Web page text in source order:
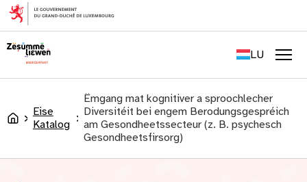
content
LU
DE
Accueil
Eise
Katalog
Ëmgang mat kognitiver a sproochlecher
Diversitéit bei engem Berodungsgespréich
am Gesondheetssecteur (z. B. psychesch
Gesondheetsfirsorg)